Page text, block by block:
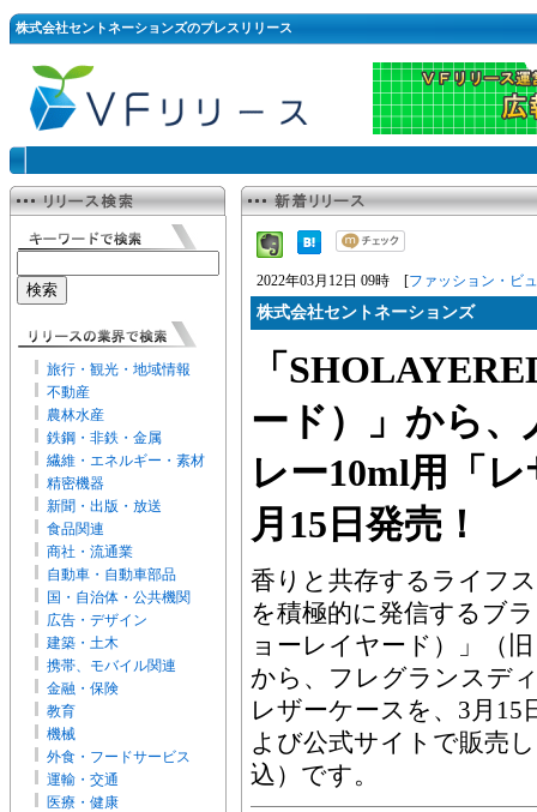
株式会社セントネーションズのプレスリリース
旅行・観光・地域情報
不動産
農林水産
鉄鋼・非鉄・金属
繊維・エネルギー・素材
精密機器
新聞・出版・放送
食品関連
商社・流通業
自動車・自動車部品
国・自治体・公共機関
広告・デザイン
建築・土木
携帯、モバイル関連
金融・保険
教育
機械
外食・フードサービス
運輸・交通
医療・健康
2022年03月12日 09時 [ファッション・ビ
株式会社セントネーションズ
「
ード）」から
レー10ml用「
月15日発売！
香りと共存するライフ
を積極的に発信するブ
ョーレイヤード）」（
から、フレグランスデ
レザーケースを、3月15
よび公式サイトで販売
込）です。